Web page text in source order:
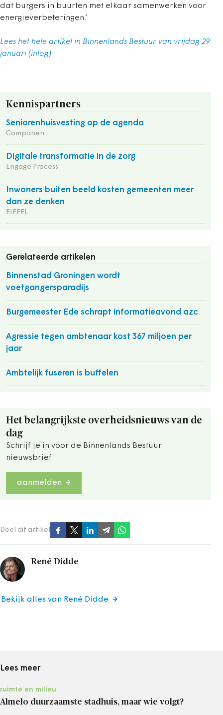
dat burgers in buurten met elkaar samenwerken voor
energieverbeteringen.’
Lees het hele artikel in Binnenlands Bestuur van vrijdag 29
januari (inlog)
Kennispartners
Seniorenhuisvesting op de agenda
Companen
Digitale transformatie in de zorg
Engage Process
Inwoners buiten beeld kosten gemeenten meer
dan ze denken
EIFFEL
Gerelateerde artikelen
Binnenstad Groningen wordt
voetgangersparadijs
Burgemeester Ede schrapt informatieavond azc
Agressie tegen ambtenaar kost 367 miljoen per
jaar
Ambtelijk fuseren is buffelen
Het belangrijkste overheidsnieuws van de
dag
Schrijf je in voor de Binnenlands Bestuur
nieuwsbrief
aanmelden
Deel dit artikel
René Didde
Bekijk alles van René Didde
Lees meer
ruimte en milieu
Almelo duurzaamste stadhuis, maar wie volgt?